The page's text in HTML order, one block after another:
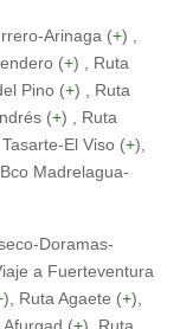
Arinaga (+) ,
(+) , Ruta
Pino (+) , Ruta
(+) , Ruta
El Viso (+),
Madrelagua-
Doramas-
a Fuerteventura
), Ruta Agaete (+),